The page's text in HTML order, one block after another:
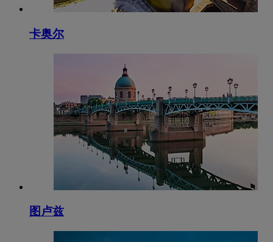
卡奥尔
图卢兹